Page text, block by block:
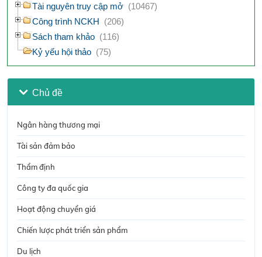
Tài nguyên truy cập mở (10467)
Công trình NCKH (206)
Sách tham khảo (116)
Kỷ yếu hội thảo (75)
Chủ đề
Ngân hàng thương mại
Tài sản đảm bảo
Thẩm định
Công ty đa quốc gia
Hoạt động chuyển giá
Chiến lược phát triển sản phẩm
Du lịch